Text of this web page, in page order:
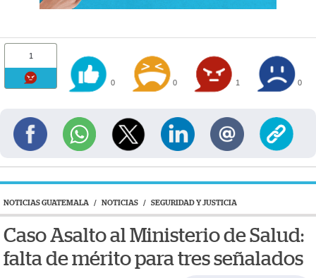
1
0 0 1 0
NOTICIAS GUATEMALA / NOTICIAS / SEGURIDAD Y JUSTICIA
Caso Asalto al Ministerio de Salud:
falta de mérito para tres señalados